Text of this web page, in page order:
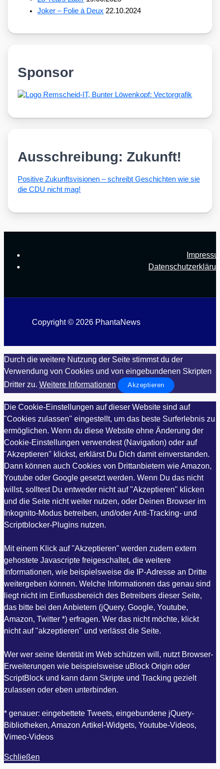
Joker – Folie à Deux 22.10.2024
Sponsor
Ausschreibung: Zukunft!
Posi­ti­ve Zukunfts­vi­sio­nen – schreibt Geschich­ten wie sie
die CDU nicht mag!
Copyright © 2026 PhantaNews
Durch die weitere Nutzung der Seite stimmst du der
Verwendung von Cookies und von eingebundenen Skripten
Dritter zu. Weitere Informationen Akzeptieren
Die Cookie-Einstellungen auf dieser Website sind auf
"Cookies zulassen" eingestellt, um das beste Surferlebnis zu
ermöglichen. Wenn du diese Website ohne Änderung der
Cookie-Einstellungen verwendest (Navigation) oder auf
"Akzeptieren" klickst, erklärst Du Dich damit einverstanden.
Dann können auch Cookies von Drittanbietern wie Amazon,
Youtube oder Google gesetzt werden. Wenn Du das nicht
willst, solltest Du entweder nicht auf "Akzeptieren" klicken
und die Seite nicht weiter nutzen, oder Deinen Browser im
Inkognito-Modus betreiben, und/oder Anti-Tracking- und
Scriptblocker-Plugins nutzen.
Mit einem Klick auf "Akzeptieren" werden zudem extern
gehostete Javascripte freigeschaltet, die weitere
Informationen, wie beispielsweise die IP-Adresse an Dritte
weitergeben können. Welche Informationen das genau sind
liegt nicht im Einflussbereich des Betreibers dieser Seite,
das bitte bei den Anbietern (jQuery, Google, Youtube,
Amazon, Twitter *) erfragen. Wer das nicht möchte, klickt
nicht auf "akzeptieren" und verlässt die Seite.
Wer wer seine Identität im Web schützen will, nutzt Browser-
Erweiterungen wie beispielsweise uBlock Origin oder
ScriptBlock und kann dann Skripte und Tracking gezielt
zulassen oder eben unterbinden.
* genauer: eingebettete Tweets, eingebundene jQuery-
Bibliotheken, Amazon Artikel-Widgets, Youtube-Videos,
Vimeo-Videos
Schließen